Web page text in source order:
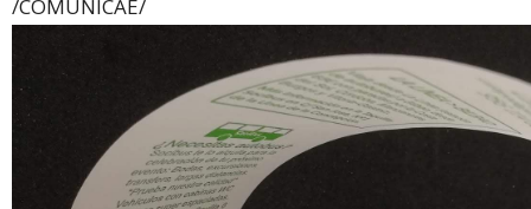
/COMUNICAE/